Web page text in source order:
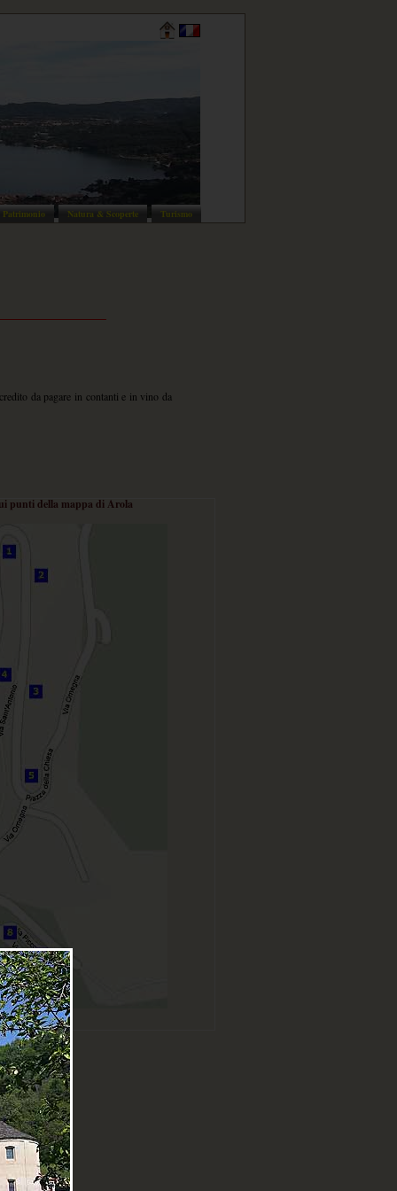
Patrimonio Natura & Scoperte Turismo
da pagare in contanti e in vino da
punti della mappa di Arola